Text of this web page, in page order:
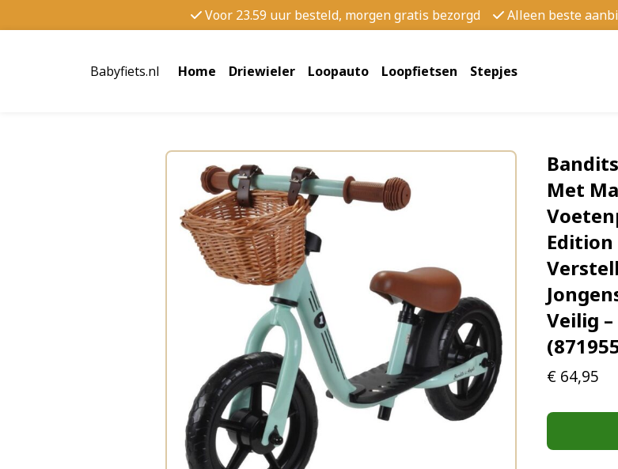
Voor 23.59 uur besteld, morgen gratis bezorgd Alleen beste
Babyfiets.nl Home Driewieler Loopauto Loopfietsen Stepjes
Met
Edition
Veilig
€ 64,95